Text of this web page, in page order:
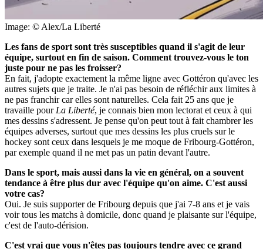
Image: © Alex/La Liberté
Les fans de sport sont très susceptibles quand il s'agit de leur
équipe, surtout en fin de saison. Comment trouvez-vous le ton
juste pour ne pas les froisser?
En fait, j'adopte exactement la même ligne avec Gottéron qu'avec les
autres sujets que je traite. Je n'ai pas besoin de réfléchir aux limites à
ne pas franchir car elles sont naturelles. Cela fait 25 ans que je
travaille pour La Liberté, je connais bien mon lectorat et ceux à qui
mes dessins s'adressent. Je pense qu'on peut tout à fait chambrer les
équipes adverses, surtout que mes dessins les plus cruels sur le
hockey sont ceux dans lesquels je me moque de Fribourg-Gottéron,
par exemple quand il ne met pas un patin devant l'autre.
Dans le sport, mais aussi dans la vie en général, on a souvent
tendance à être plus dur avec l'équipe qu'on aime. C'est aussi
votre cas?
Oui. Je suis supporter de Fribourg depuis que j'ai 7-8 ans et je vais
voir tous les matchs à domicile, donc quand je plaisante sur l'équipe,
c'est de l'auto-dérision.
C'est vrai que vous n'êtes pas toujours tendre avec ce grand